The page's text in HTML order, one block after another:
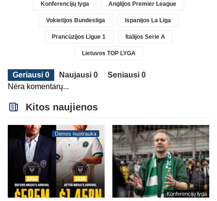
Konferencijų lyga Anglijos Premier League
Vokietijos Bundesliga Ispanijos La Liga
Prancūzijos Ligue 1 Italijos Serie A
Lietuvos TOP LYGA
Geriausi 0 Naujausi 0
Seniausi 0
Nėra komentarų...
Kitos naujienos
Dienos nuotrauka
Konferencijų lyga